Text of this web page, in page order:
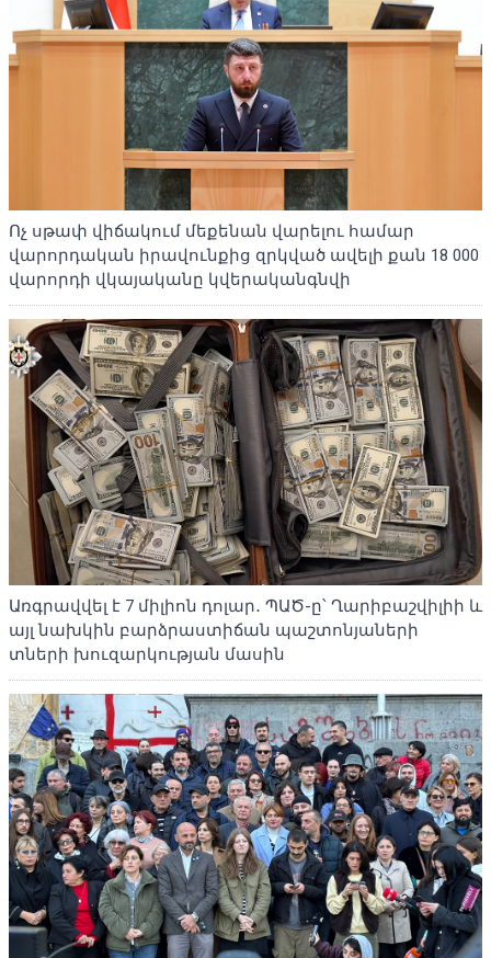
Ոչ սթափ վիճակում մեքենան վարելու համար
վարորդական իրավունքից զրկված ավելի քան 18 000
վարորդի վկայականը կվերականգնվի
Առգրավվել է 7 միլիոն դոլար․ ՊԱԾ-ը՝ Ղարիբաշվիլիի և
այլ նախկին բարձրաստիճան պաշտոնյաների
տների խուզարկության մասին